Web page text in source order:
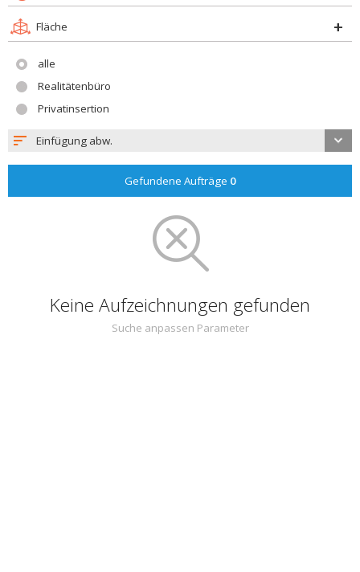
Fläche
alle
Realitätenbüro
Privatinsertion
Einfügung abw.
Gefundene Aufträge 0
Keine Aufzeichnungen gefunden
Suche anpassen Parameter